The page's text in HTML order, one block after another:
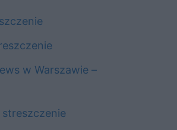
w Warszawie –
streszczenie